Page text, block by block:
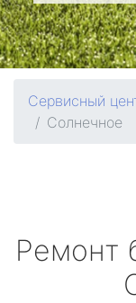
Сервисный
Солнечное
Ремонт